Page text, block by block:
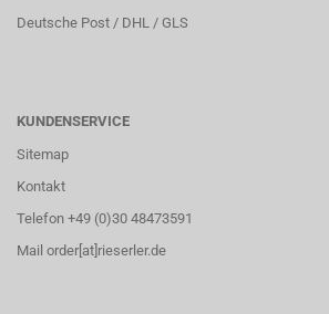
Deutsche Post / DHL / GLS
KUNDENSERVICE
Sitemap
Kontakt
Telefon +49 (0)30 48473591
Mail order[at]rieserler.de